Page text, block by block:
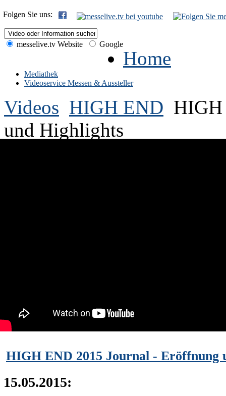
Folgen Sie uns:
messelive.tv Website Google
Home
Mediathek
Videoservice Messen & Aussteller
Videos HIGH END HIGH
und Highlights
HIGH END 2015 Journal - Eröffnung
15.05.2015: